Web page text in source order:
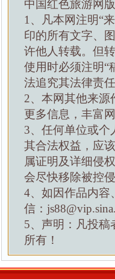
中国红色旅游网
1、凡本网注明“
印的所有文字、
许他人转载。但
使用时必须注明“
法追究其法律责任
2、本网其他来源
更多信息，丰富
3、任何单位或个
其合法权益，应
属证明及详细侵
会尽快移除被控
4、如因作品内容
信：
5、声明：凡投稿
所有！